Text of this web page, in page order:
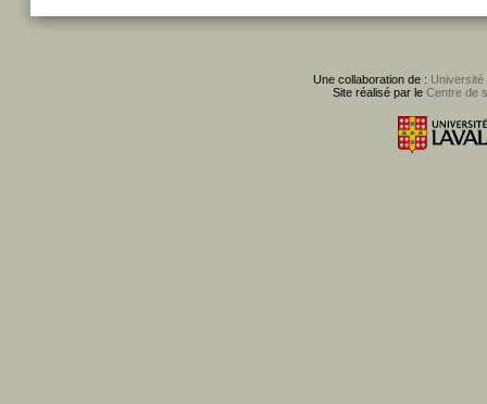
Une collaboration de : Université
Site réalisé par le Centre de